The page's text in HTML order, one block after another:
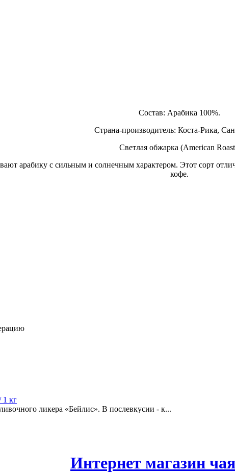
Состав: Арабика 100%.
Страна-производитель: Коста-Рика,
Светлая обжарка (American
арабику с сильным и солнечным характером. Этот сорт
кофе.
1 кг
ликера «Бейлис». В послевкусии - к...
Интернет магазин